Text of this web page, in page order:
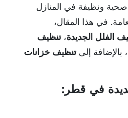
ونظيفة في المنازل
في هذا المقال،
الفلل الجديدة،تنظيف
إلى تنظيف خزانات
في قطر: